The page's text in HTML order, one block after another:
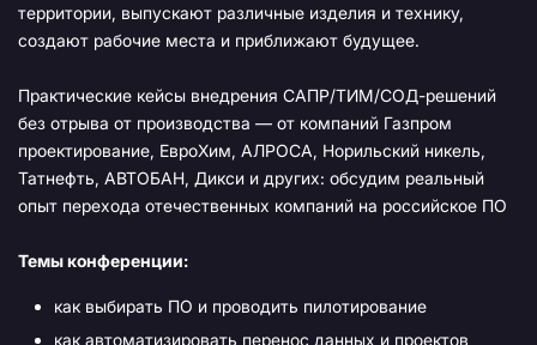
территории, выпускают различные изделия и технику,
создают рабочие места и приближают будущее.
Практические кейсы внедрения САПР/ТИМ/СОД-решений
без отрыва от производства — от компаний Газпром
проектирование, ЕвроХим, АЛРОСА, Норильский никель,
Татнефть, АВТОБАН, Дикси и других: обсудим реальный
опыт перехода отечественных компаний на российское ПО
Темы конференции:
как выбирать ПО и проводить пилотирование
как автоматизировать перенос данных и проектов